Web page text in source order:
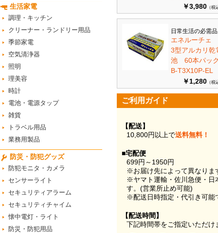
生活家電
調理・キッチン
クリーナー・ランドリー用品
季節家電
空気清浄器
照明
理美容
時計
電池・電源タップ
雑貨
トラベル用品
業務用製品
防災・防犯グッズ
防犯モニタ・カメラ
センサーライト
セキュリティアラーム
セキュリティチャイム
懐中電灯・ライト
防災・防犯用品
￥3,980 （税
日常生活の必需
エネルーチェ
3型アルカリ乾
池 60本パ
B-T3X10P-EL
￥1,280 （税
ご利用ガイド
【配送】
10,800円以上で送料無料！
■宅配便
699円～1950円
※お届け先によって異なりま
※ヤマト運輸・佐川急便・日
す。(営業所止め可能)
※配送日時指定・代引き可能
【配送時間】
下記時間帯をご指定いただけ